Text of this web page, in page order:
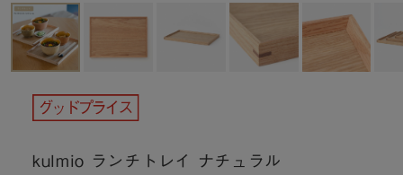
kulmio ランチトレイ ナチュラル